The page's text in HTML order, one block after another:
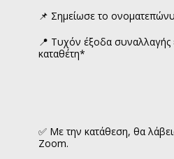
📌 Σημείωσε το
📍 Τυχόν έξοδα συναλλαγής
καταθέτη*
✅ Με την κατάθεση, θα
Zoom.